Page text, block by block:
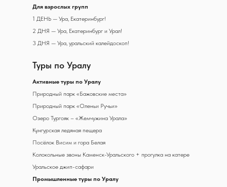
Туры по Уралу
Активные туры по Уралу
Природный парк «Бажовские места»
Природный парк «Оленьи Ручьи»
Озеро Тургояк – «Жемчужина Урала»
Кунгурская ледяная пещера
Посёлок Висим и гора Белая
Колокольные звоны Каменск-Уральского + прогулка на катере
Уральское джип-сафари
Промышленные туры по Уралу
Для взрослых групп
1 ДЕНЬ — Ура, Екатеринбург!
2 ДНЯ — Ура, Екатеринбург и Урал!
3 ДНЯ — Ура, уральский калейдоскоп!